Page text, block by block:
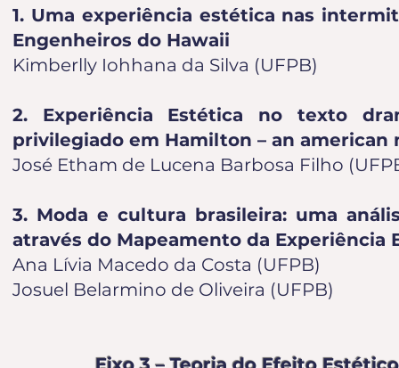
1. Uma experiência estética nas
Engenheiros do Hawaii
Kimberlly Iohhana da Silva (UFPB)
2. Experiência Estética no texto
privilegiado em Hamilton – an american
José Etham de Lucena Barbosa Filho
3. Moda e cultura brasileira: uma
através do Mapeamento da Experiência
Ana Lívia Macedo da Costa (UFPB)
Josuel Belarmino de Oliveira (UFPB)